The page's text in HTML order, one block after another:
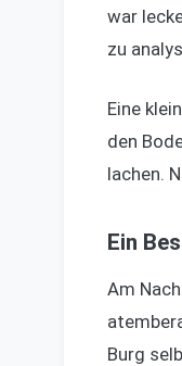
war
zu
Eine
den
lachen.
Ein
Am
Burg